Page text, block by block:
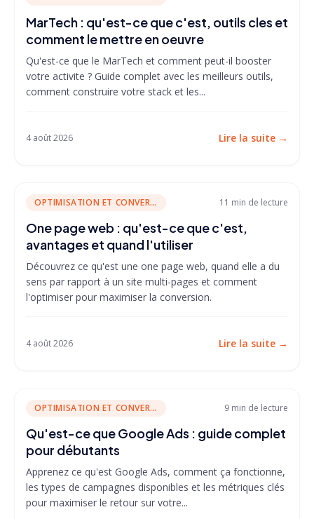
MarTech : qu'est-ce que c'est, outils cles et
comment le mettre en oeuvre
Qu'est-ce que le MarTech et comment peut-il booster
votre activite ? Guide complet avec les meilleurs outils,
comment construire votre stack et les...
4 août 2026 Lire la suite →
OPTIMISATION ET CONVERSION 11 min de lecture
One page web : qu'est-ce que c'est,
avantages et quand l'utiliser
Découvrez ce qu'est une one page web, quand elle a du
sens par rapport à un site multi-pages et comment
l'optimiser pour maximiser la conversion.
4 août 2026 Lire la suite →
OPTIMISATION ET CONVERSION 9 min de lecture
Qu'est-ce que Google Ads : guide complet
pour débutants
Apprenez ce qu'est Google Ads, comment ça fonctionne,
les types de campagnes disponibles et les métriques clés
pour maximiser le retour sur votre...